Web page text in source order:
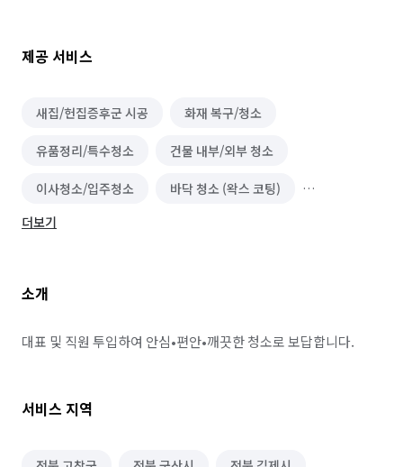
제공 서비스
새집/헌집증후군 시공 화재 복구/청소
유품정리/특수청소 건물 내부/외부 청소
이사청소/입주청소 바닥 청소 (왁스 코팅)
건물 관리(종합/시설/행정/경비)
해충방역
더보기
소개
서비스 지역